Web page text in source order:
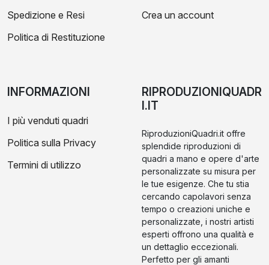
Spedizione e Resi
Politica di Restituzione
Crea un account
INFORMAZIONI
I più venduti quadri
Politica sulla Privacy
Termini di utilizzo
RIPRODUZIONIQUADR
I.IT
RiproduzioniQuadri.it offre
splendide riproduzioni di
quadri a mano e opere d'arte
personalizzate su misura per
le tue esigenze. Che tu stia
cercando capolavori senza
tempo o creazioni uniche e
personalizzate, i nostri artisti
esperti offrono una qualità e
un dettaglio eccezionali.
Perfetto per gli amanti